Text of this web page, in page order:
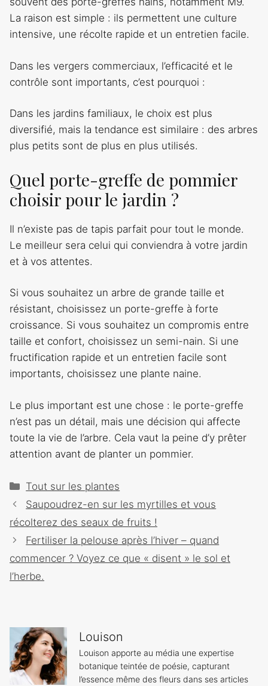
La raison est simple : ils permettent une culture
intensive, une récolte rapide et un entretien facile.
Dans les vergers commerciaux, l’efficacité et le
contrôle sont importants, c’est pourquoi :
Dans les jardins familiaux, le choix est plus
diversifié, mais la tendance est similaire : des arbres
plus petits sont de plus en plus utilisés.
Quel porte-greffe de pommier
choisir pour le jardin ?
Il n’existe pas de tapis parfait pour tout le monde.
Le meilleur sera celui qui conviendra à votre jardin
et à vos attentes.
Si vous souhaitez un arbre de grande taille et
résistant, choisissez un porte-greffe à forte
croissance. Si vous souhaitez un compromis entre
taille et confort, choisissez un semi-nain. Si une
fructification rapide et un entretien facile sont
importants, choisissez une plante naine.
Le plus important est une chose : le porte-greffe
n’est pas un détail, mais une décision qui affecte
toute la vie de l’arbre. Cela vaut la peine d’y prêter
attention avant de planter un pommier.
Catégories
Tout sur les plantes
Navigation
des
Saupoudrez-en sur les myrtilles et vous
récolterez des seaux de fruits !
Fertiliser la pelouse après l’hiver – quand
commencer ? Voyez ce que « disent » le sol et
l’herbe.
Louison
Louison apporte au média une expertise
botanique teintée de poésie, capturant
l’essence même des fleurs dans ses articles